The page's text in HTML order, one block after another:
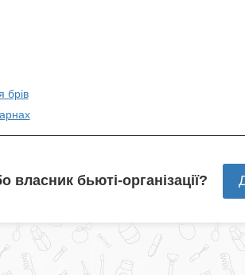
брів
власник бьюті-організації?